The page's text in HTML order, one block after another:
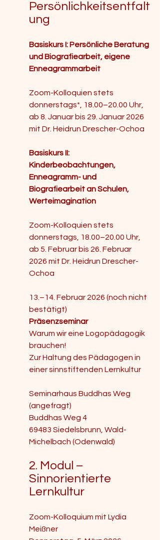
Persönlichkeitsentfalt
ung
Basiskurs I: Persönliche Beratung
und Biografiearbeit, eigene
Enneagrammarbeit
Zoom-Kolloquien stets
donnerstags*, 18.00–20.00 Uhr,
ab 8. Januar bis 29. Januar 2026
mit Dr. Heidrun Drescher-Ochoa
Basiskurs II:
Kinderbeobachtungen,
Enneagramm- und
Biografiearbeit an Schulen,
Werteimagination
Zoom-Kolloquien stets
donnerstags, 18.00–20.00 Uhr,
ab 5. Februar bis 26. Februar
2026 mit Dr. Heidrun Drescher-
Ochoa
13.–14. Februar 2026 (noch nicht
bestätigt)
Präsenzseminar
Warum wir eine Logopädagogik
brauchen!
Zur Haltung des Pädagogen in
einer sinnstiftenden Lernkultur
​​Seminarhaus Buddhas Weg
(angefragt)
​Buddhas Weg 4
69483 Siedelsbrunn, Wald-
Michelbach (Odenwald)
2. Modul –
Sinnorientierte
Lernkultur
​​Zoom-Kolloquium mit Lydia
Meißner